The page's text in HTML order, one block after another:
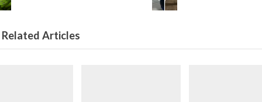
Articles